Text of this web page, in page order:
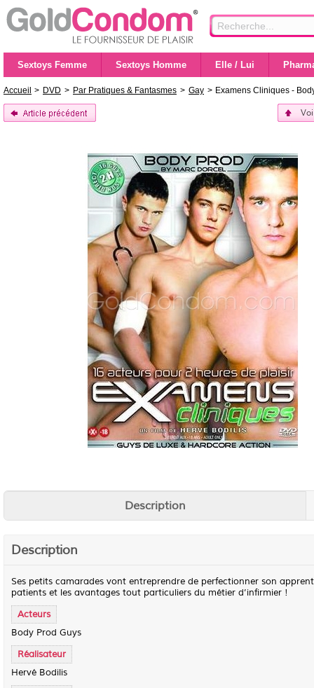
Sextoys Femme Sextoys Homme Elle / Lui
Accueil > DVD > Par Pratiques & Fantasmes > Gay > Examens Cliniques -
Description
Description
Ses petits camarades vont entreprendre de perfectionner son
patients et les avantages tout particuliers du métier d’infirmier !
Acteurs
Body Prod Guys
Réalisateur
Hervé Bodilis